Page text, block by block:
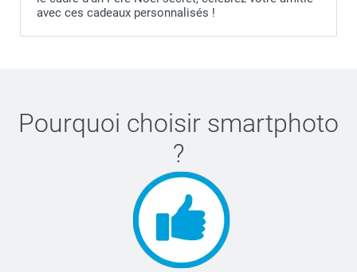
avec ces cadeaux personnalisés !
Pourquoi choisir smartphoto
?